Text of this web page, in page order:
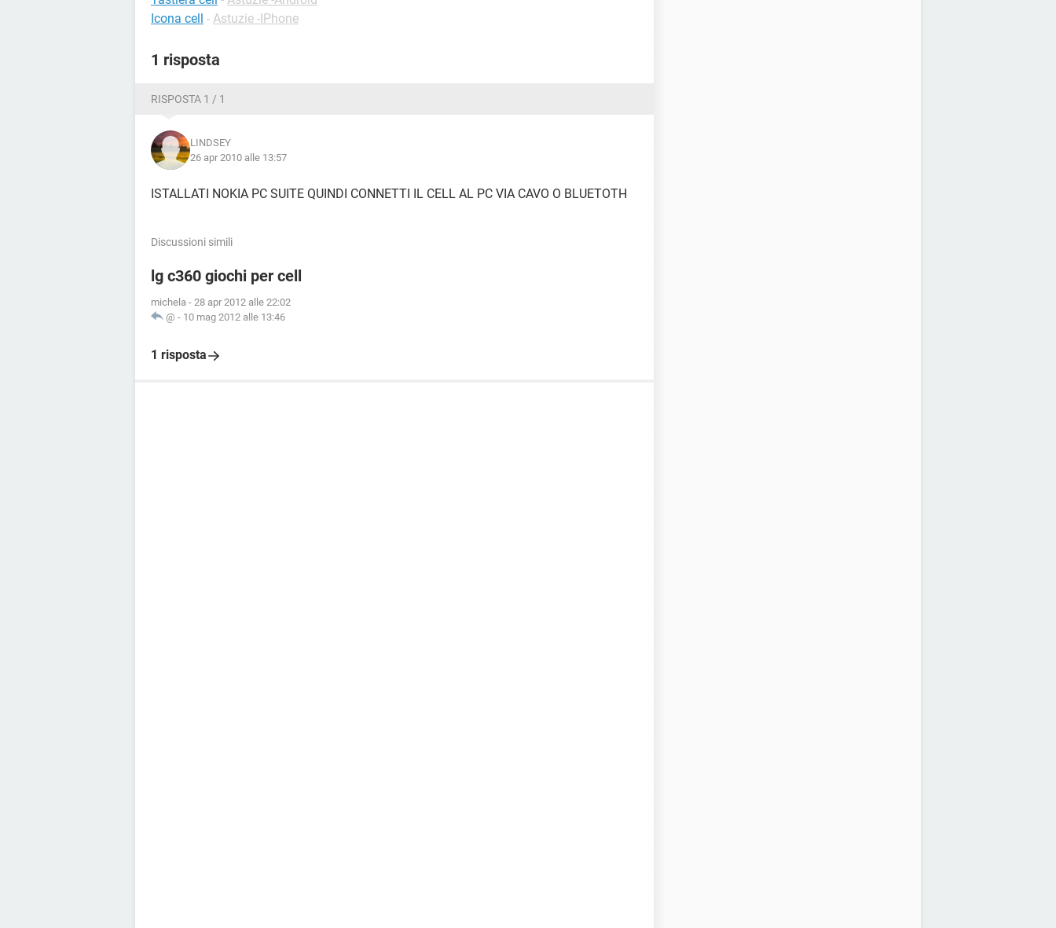
Icona cell - Astuzie -IPhone
1 risposta
RISPOSTA 1 / 1
LINDSEY
26 apr 2010 alle 13:57
ISTALLATI NOKIA PC SUITE QUINDI CONNETTI IL CELL AL PC VIA CAVO O BLUETOTH
Discussioni simili
lg c360 giochi per cell
michela - 28 apr 2012 alle 22:02
@ - 10 mag 2012 alle 13:46
1 risposta